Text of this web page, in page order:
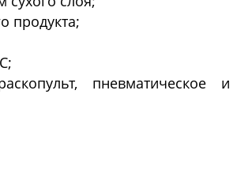
продукта;
пневматическое и